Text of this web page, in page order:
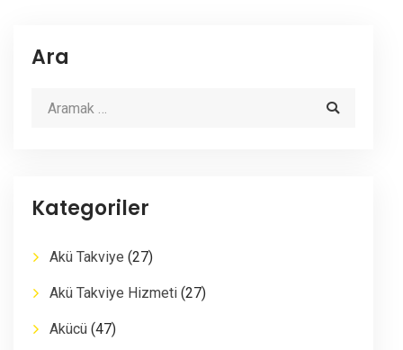
Ara
Kategoriler
Akü Takviye (27)
Akü Takviye Hizmeti (27)
Akücü (47)